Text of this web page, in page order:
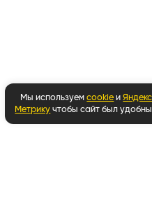
Мы используем cookie и Яндекс
Метрику чтобы сайт был